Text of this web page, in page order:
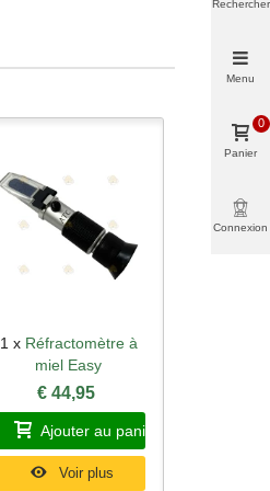
Aperçu rapide
1 x Réfractomètre à
miel Easy
€ 44,95
Ajouter au panier
Voir plus
Rechercher
Menu
Panier
0
Connexion